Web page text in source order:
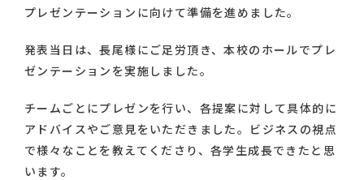
プレゼンテーションに向けて準備を進めました。
発表当日は、長尾様にご足労頂き、本校のホールでプレ
ゼンテーションを実施しました。
チームごとにプレゼンを行い、各提案に対して具体的に
アドバイスやご意見をいただきました。ビジネスの視点
で様々なことを教えてくださり、各学生成長できたと思
います。